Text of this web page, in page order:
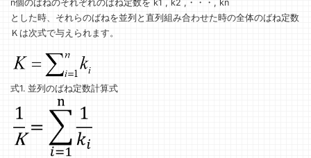
n個のばねのそれぞれのばね定数を k1 , k2 ,・・・, kn
とした時、それらのばねを並列と直列組み合わせた時の全体のばね定数
Ｋは次式で与えられます。
式1. 並列のばね定数計算式